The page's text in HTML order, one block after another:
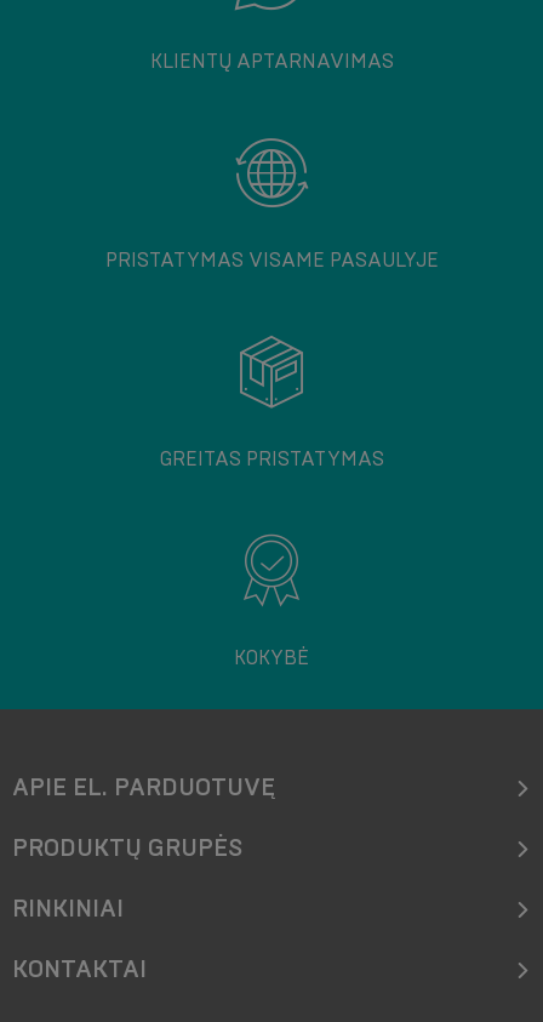
KLIENTŲ APTARNAVIMAS
PRISTATYMAS VISAME PASAULYJE
GREITAS PRISTATYMAS
KOKYBĖ
APIE EL. PARDUOTUVĘ
PRODUKTŲ GRUPĖS
RINKINIAI
KONTAKTAI